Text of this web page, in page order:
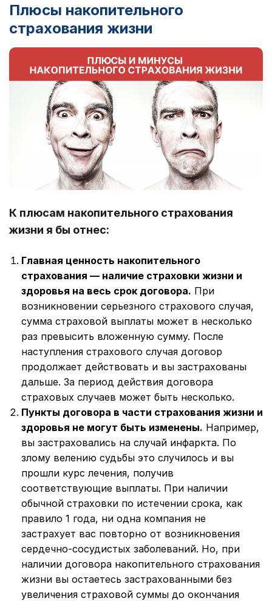
Плюсы накопительного
страхования жизни
К плюсам накопительного страхования
жизни я бы отнес:
Главная ценность накопительного
страхования — наличие страховки жизни и
здоровья на весь срок договора. При
возникновении серьезного страхового случая,
сумма страховой выплаты может в несколько
раз превысить вложенную сумму. После
наступления страхового случая договор
продолжает действовать и вы застрахованы
дальше. За период действия договора
страховых случаев может быть несколько.
Пункты договора в части страхования жизни и
здоровья не могут быть изменены. Например,
вы застраховались на случай инфаркта. По
злому велению судьбы это случилось и вы
прошли курс лечения, получив
соответствующие выплаты. При наличии
обычной страховки по истечении срока, как
правило 1 года, ни одна компания не
застрахует вас повторно от возникновения
сердечно-сосудистых заболеваний. Но, при
наличии договора накопительного страхования
жизни вы остаетесь застрахованными без
увеличения страховой суммы до окончания